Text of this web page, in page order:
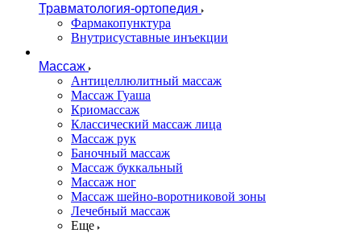
Травматология-ортопедия
Фармакопунктура
Внутрисуставные инъекции
Массаж
Антицеллюлитный массаж
Массаж Гуаша
Криомассаж
Классический массаж лица
Массаж рук
Баночный массаж
Массаж буккальный
Массаж ног
Массаж шейно-воротниковой зоны
Лечебный массаж
Еще